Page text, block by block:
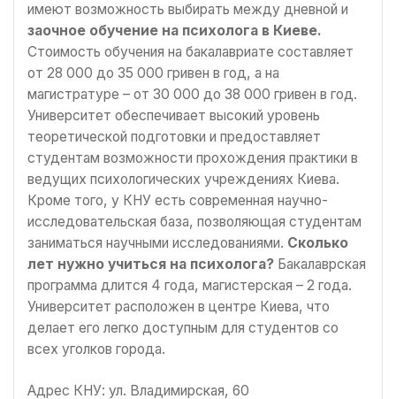
имеют возможность выбирать между дневной и
заочное обучение на психолога в Киеве.
Стоимость обучения на бакалавриате составляет
от 28 000 до 35 000 гривен в год, а на
магистратуре – от 30 000 до 38 000 гривен в год.
Университет обеспечивает высокий уровень
теоретической подготовки и предоставляет
студентам возможности прохождения практики в
ведущих психологических учреждениях Киева.
Кроме того, у КНУ есть современная научно-
исследовательская база, позволяющая студентам
заниматься научными исследованиями. Сколько
лет нужно учиться на психолога? Бакалаврская
программа длится 4 года, магистерская – 2 года.
Университет расположен в центре Киева, что
делает его легко доступным для студентов со
всех уголков города.
Адрес КНУ: ул. Владимирская, 60